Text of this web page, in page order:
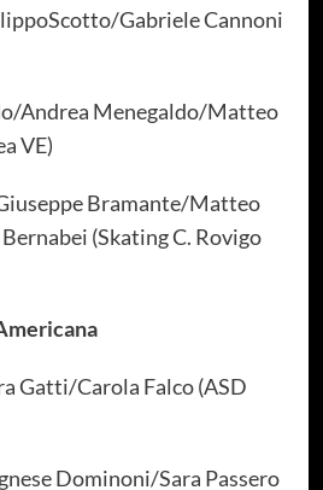
Gabriele Cannoni
Andrea Menegaldo/Matteo
VE)
Bramante/Matteo
(Skating C. Rovigo
Gatti/Carola Falco (ASD
Dominoni/Sara Passero